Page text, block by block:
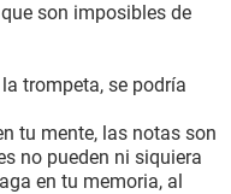
son imposibles de
trompeta, se podría
tu mente, las notas son
no pueden ni siquiera
en tu memoria, al